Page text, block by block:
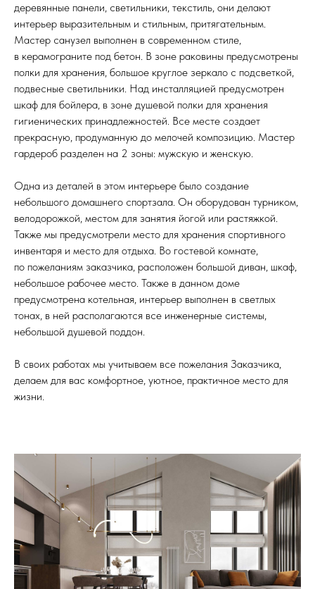
деревянные панели, светильники, текстиль, они делают
интерьер выразительным и стильным, притягательным.
Мастер санузел выполнен в современном стиле,
в керамограните под бетон. В зоне раковины предусмотрены
полки для хранения, большое круглое зеркало с подсветкой,
подвесные светильники. Над инсталляцией предусмотрен
шкаф для бойлера, в зоне душевой полки для хранения
гигиенических принадлежностей. Все месте создает
прекрасную, продуманную до мелочей композицию. Мастер
гардероб разделен на 2 зоны: мужскую и женскую.
Одна из деталей в этом интерьере было создание
небольшого домашнего спортзала. Он оборудован турником,
велодорожкой, местом для занятия йогой или растяжкой.
Также мы предусмотрели место для хранения спортивного
инвентаря и место для отдыха. Во гостевой комнате,
по пожеланиям заказчика, расположен большой диван, шкаф,
небольшое рабочее место. Также в данном доме
предусмотрена котельная, интерьер выполнен в светлых
тонах, в ней располагаются все инженерные системы,
небольшой душевой поддон.
В своих работах мы учитываем все пожелания Заказчика,
делаем для вас комфортное, уютное, практичное место для
жизни.